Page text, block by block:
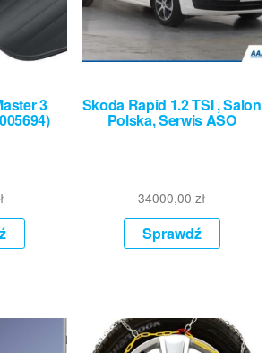
3 Skoda Rapid 1.2 TSI , Salon
Polska, Serwis ASO
34000,00zł
Sprawdź